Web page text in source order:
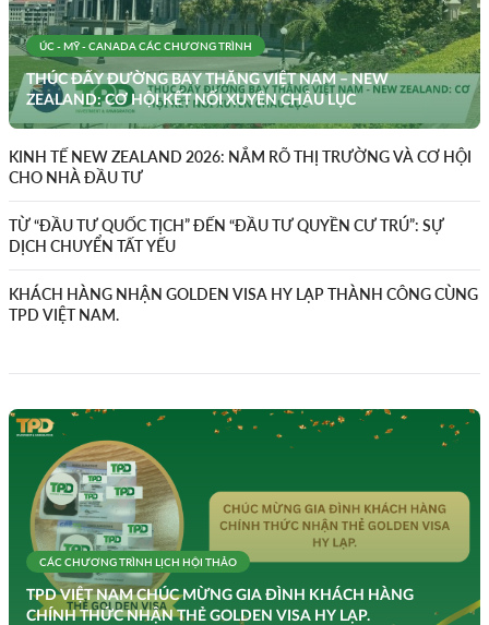
ÚC - MỸ - CANADACÁC CHƯƠNG TRÌNH
THÚC ĐẨY ĐƯỜNG BAY THẲNG VIỆT NAM – NEW
ZEALAND: CƠ HỘI KẾT NỐI XUYÊN CHÂU LỤC
KINH TẾ NEW ZEALAND 2026: NẮM RÕ THỊ TRƯỜNG VÀ CƠ HỘI
CHO NHÀ ĐẦU TƯ
TỪ “ĐẦU TƯ QUỐC TỊCH” ĐẾN “ĐẦU TƯ QUYỀN CƯ TRÚ”: SỰ
DỊCH CHUYỂN TẤT YẾU
KHÁCH HÀNG NHẬN GOLDEN VISA HY LẠP THÀNH CÔNG CÙNG
TPD VIỆT NAM.
CÁC CHƯƠNG TRÌNH LỊCH HỘI THẢO
TPD VIỆT NAM CHÚC MỪNG GIA ĐÌNH KHÁCH HÀNG
CHÍNH THỨC NHẬN THẺ GOLDEN VISA HY LẠP.